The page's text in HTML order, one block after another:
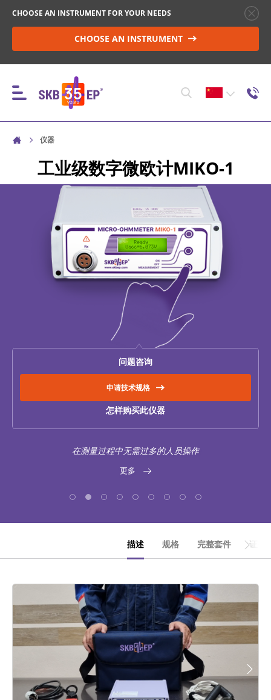
CHOOSE AN INSTRUMENT FOR YOUR NEEDS
CHOOSE AN INSTRUMENT
仪器
高压断路器控制
非电感物性体中的电阻测量
电感物性体中的电阻测量
变压器消磁
热运行测试（冷却测试）
电力变压器中有载分接开关OLTC的诊断
额外设备
CHOOSE AN INSTRUMENT
PRODUCT CATALOG
仪器
工业级数字微欧计MIKO-1
问题咨询
申请技术规格
怎样购买此仪器
在测量过程中无需过多的人员操作
描述 规格 完整套件 证书